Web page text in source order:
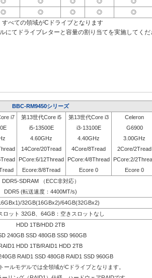
◎ ◎ ◎ ◎ ◎
べての領域がCドライブとなります
てドライブレターと容量の割り当てを実施してくだ
BBC-RM9450シリーズ
i7 第13世代Core i5 第13世代Core i3
Celeron
i5-13500E i3-13100E
G6900
4.60GHz 4.40GHz
3.00GHz
14Core/20Tread 4Core/8Tread
2Core/2Tread
PCore:6/12Thread PCore:4/8Thread
PCore:2/
Ecore:8/8Tread Ecore 0 Ecore 0
DDR5-SDRAM （ECC非対応）
DDR5 (転送速度：4400MT/s)
32GB(16GBx2)/64GB(32GBx2)
ロット 32GB、64GB：空きスロットなし
HDD 1TB/HDD 2TB
240GB SSD 480GB SSD 960GB
HDD 1TB/RAID1 HDD 2TB
RAID1 SSD 480GB RAID1 SSD 960GB
ルモデルでは全領域がCドライブとなります。